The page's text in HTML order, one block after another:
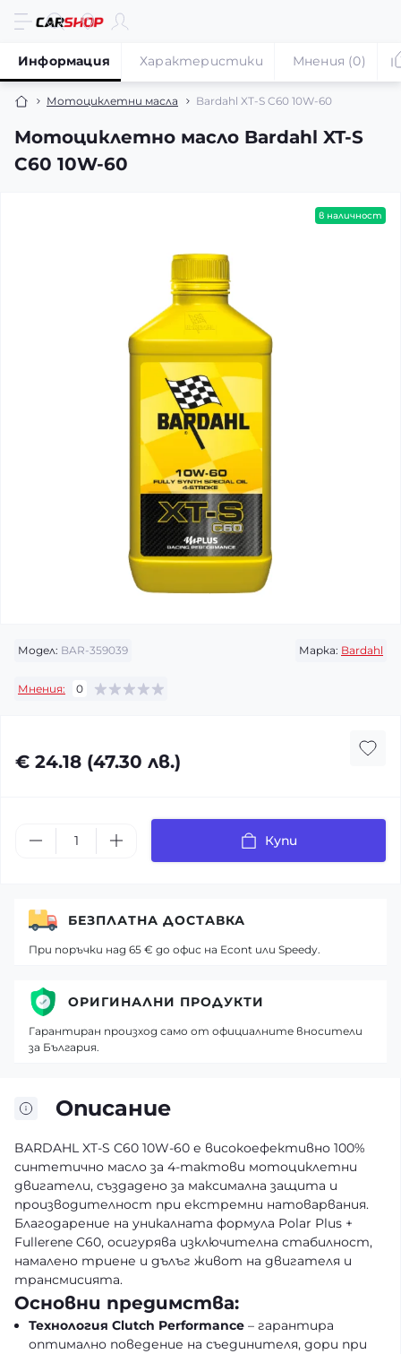
Мотоциклетни масла Bardahl XT-S C60 10W-60
Мотоциклетно масло Bardahl XT-S
C60 10W-60
Информация Характеристики Мнения (0)
в наличност
Модел: BAR-359039 Марка: Bardahl
Мнения: 0
€ 24.18 (47.30 лв.)
Купи
Описание
BARDAHL XT-S C60 10W-60 е високоефективно 100%
синтетично масло за 4-тактови мотоциклетни
двигатели, създадено за максимална защита и
производителност при екстремни натоварвания.
Благодарение на уникалната формула Polar Plus +
Fullerene C60, осигурява изключителна стабилност,
намалено триене и дълъг живот на двигателя и
трансмисията.
Основни предимства:
Технология Clutch Performance – гарантира
оптимално поведение на съединителя, дори при
БЕЗПЛАТНА ДОСТАВКА
При поръчки над 65 € до офис на Econt или Speedy.
ОРИГИНАЛНИ ПРОДУКТИ
Гарантиран произход само от официалните вносители
за България.